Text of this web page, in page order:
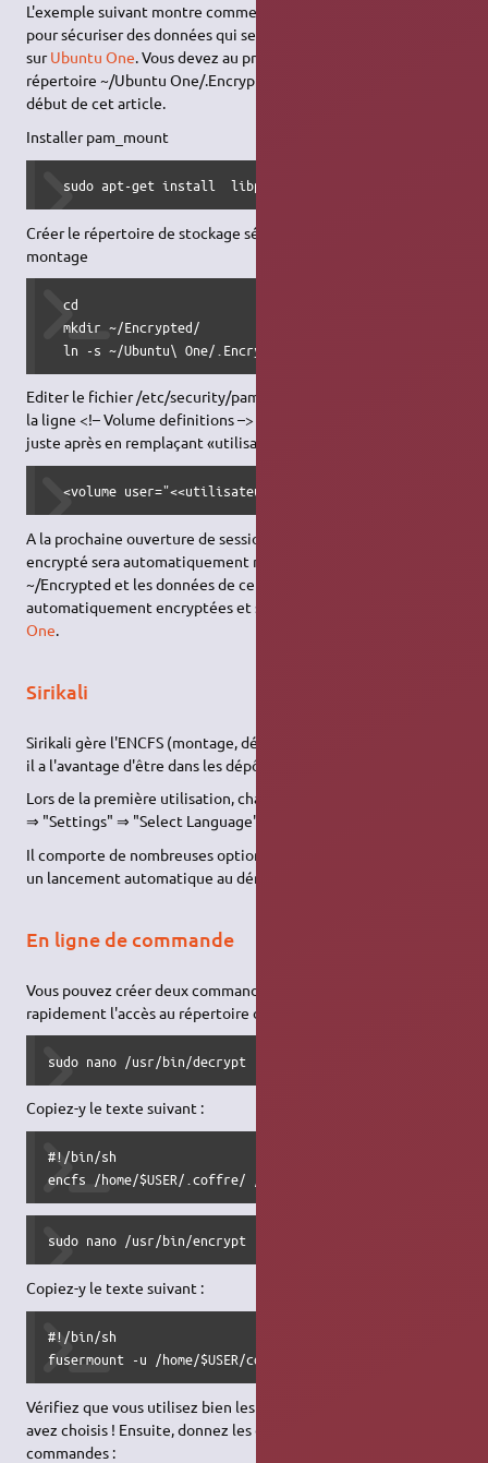
L'exemple suivant montre comment utiliser cette technique
pour sécuriser des données qui seront ensuite synchronisées
surUbuntu One. Vous devez au préalable avoir créé un
répertoire ~/Ubuntu One/.Encrypted comme décrit dans le
début de cet article.
Installer pam_mount
  sudo apt-get install  libpam-mount libpam-encfs
Créer le répertoire de stockage sécurisé et le point de
montage
  cd
  mkdir ~/Encrypted/
  ln -s ~/Ubuntu\ One/.Encrypted/ .Encrypted
Editer le fichier /etc/security/pam_mount.conf.xml Rechercher
la ligne <!– Volume definitions –> Ajouter la ligne suivante
juste après en remplaçant «utilisateur» par votre login
<volume user="<<utilisateur>>" fstype="fuse"
A la prochaine ouverture de session, le système de fichier
encrypté sera automatiquement monté dans le répertoire
~/Encrypted et les données de ce répertoire seront
automatiquement encryptées et sauvegardées grâce à
One.
Sirikali
Sirikali gère l'ENCFS (montage, démontage du dossier crypté),
il a l'avantage d'être dans les dépôts,
Lors de la première utilisation, changer la langue dans "Menu"
⇒ "Settings" ⇒ "Select Language" et cocher "fr_FR".
Il comporte de nombreuses options, permettant notamment
un lancement automatique au démarrage.
En ligne de commande
Vous pouvez créer deux commandes pour ouvrir et fermer
rapidement l'accès au répertoire de travail :
sudo nano /usr/bin/decrypt
Copiez-y le texte suivant :
#!/bin/sh
encfs /home/$USER/.coffre/ /home/$USER/coffre_open/
sudo nano /usr/bin/encrypt
Copiez-y le texte suivant :
#!/bin/sh
fusermount -u /home/$USER/coffre_open
Vérifiez que vous utilisez bien les noms de répertoires que vous
avez choisis ! Ensuite, donnez les droits nécessaires à ces deux
commandes :